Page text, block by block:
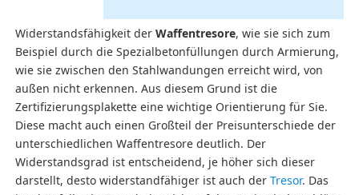
Widerstandsfähigkeit der Waffentresore, wie sie sich zum
Beispiel durch die Spezialbetonfüllungen durch Armierung,
wie sie zwischen den Stahlwandungen erreicht wird, von
außen nicht erkennen. Aus diesem Grund ist die
Zertifizierungsplakette eine wichtige Orientierung für Sie.
Diese macht auch einen Großteil der Preisunterschiede der
unterschiedlichen Waffentresore deutlich. Der
Widerstandsgrad ist entscheidend, je höher sich dieser
darstellt, desto widerstandfähiger ist auch der Tresor. Das